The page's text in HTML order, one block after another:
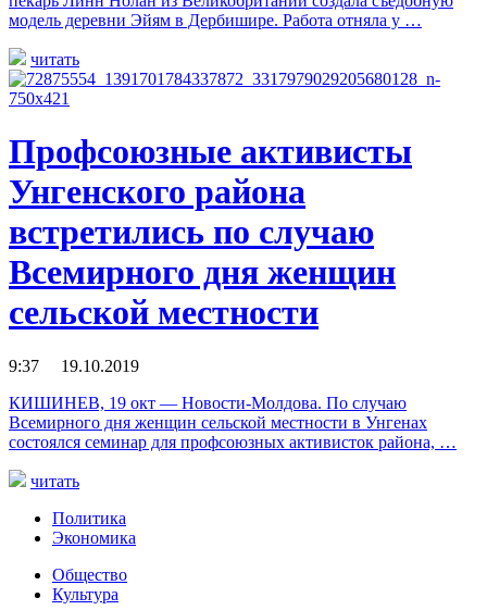
модель деревни Эйям в Дербишире. Работа отняла у …
читать
Профсоюзные активисты
Унгенского района
встретились по случаю
Всемирного дня женщин
сельской местности
9:37 19.10.2019
КИШИНЕВ, 19 окт — Новости-Молдова. По случаю
Всемирного дня женщин сельской местности в Унгенах
состоялся семинар для профсоюзных активисток района, …
читать
Политика
Экономика
Общество
Культура